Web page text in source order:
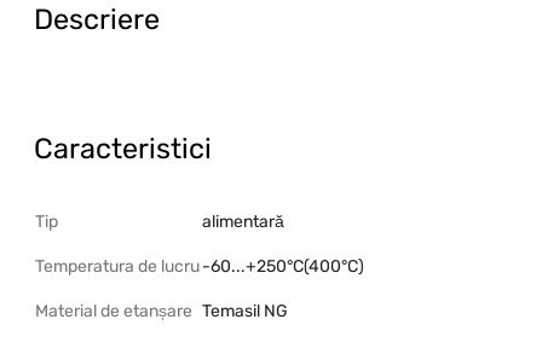
Descriere
Caracteristici
Tip alimentară
Temperatura de lucru-60...+250°C(400°C)
Material de etanșare Temasil NG